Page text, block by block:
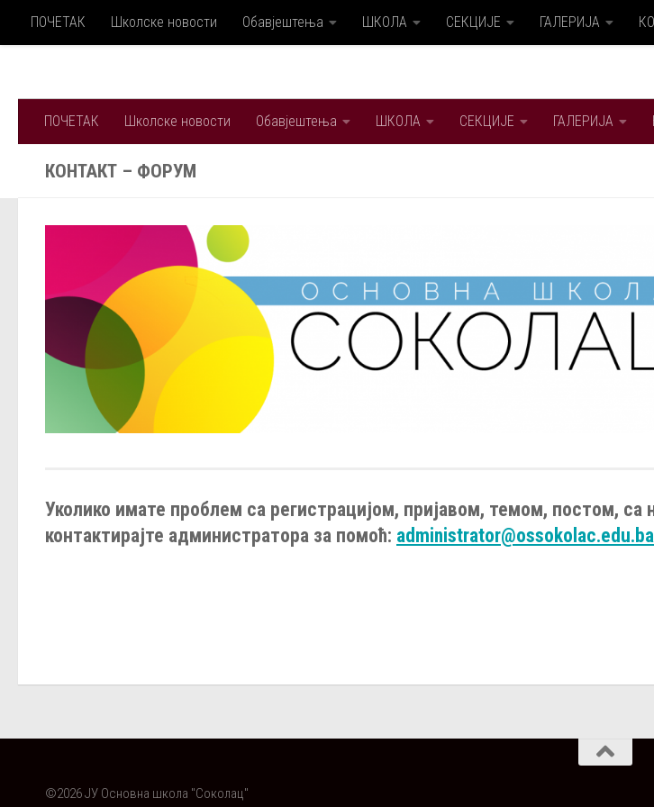
Skip to content
ПОЧЕТАК Школске новости Обавјештења ШКОЛА СЕКЦИЈЕ ГАЛЕРИЈА
ПОЧЕТАК Школске новости Обавјештења ШКОЛА СЕКЦИЈЕ ГАЛЕРИЈА
КОНТАКТ – ФОРУМ
Уколико имате проблем са регистрацијом, пријавом, темом, постом,
контактирајте администратора за помоћ: administrator@ossokolac.edu.ba
©2026 ЈУ Основна школа "Соколац"